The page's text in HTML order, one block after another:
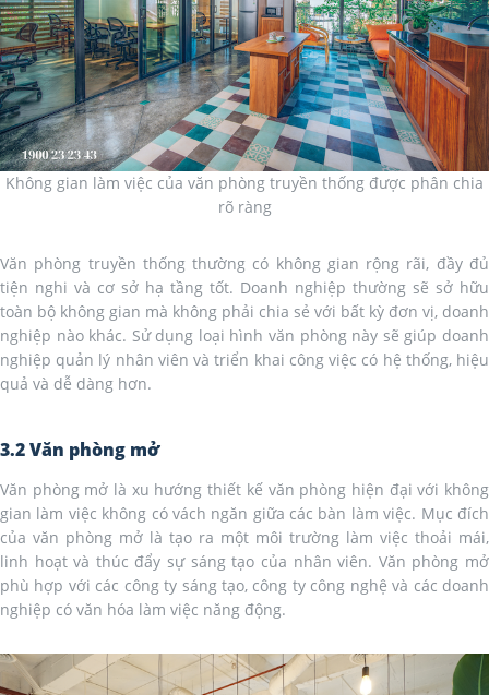
Không gian làm việc của văn phòng truyền thống được phân chia
rõ ràng
Văn phòng truyền thống thường có không gian rộng rãi, đầy đủ
tiện nghi và cơ sở hạ tầng tốt. Doanh nghiệp thường sẽ sở hữu
toàn bộ không gian mà không phải chia sẻ với bất kỳ đơn vị, doanh
nghiệp nào khác. Sử dụng loại hình văn phòng này sẽ giúp doanh
nghiệp quản lý nhân viên và triển khai công việc có hệ thống, hiệu
quả và dễ dàng hơn.
3.2 Văn phòng mở
Văn phòng mở là xu hướng thiết kế văn phòng hiện đại với không
gian làm việc không có vách ngăn giữa các bàn làm việc. Mục đích
của văn phòng mở là tạo ra một môi trường làm việc thoải mái,
linh hoạt và thúc đẩy sự sáng tạo của nhân viên. Văn phòng mở
phù hợp với các công ty sáng tạo, công ty công nghệ và các doanh
nghiệp có văn hóa làm việc năng động.